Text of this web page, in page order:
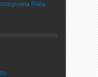
Piala